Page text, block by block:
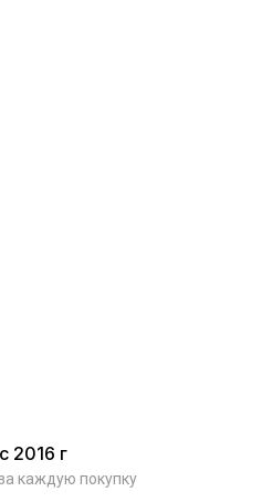
2016 г
каждую покупку